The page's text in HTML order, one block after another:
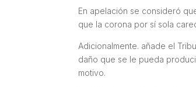
En apelación se consideró
que la corona por sí sola
Adicionalmente. añade el
daño que se le pueda
motivo.